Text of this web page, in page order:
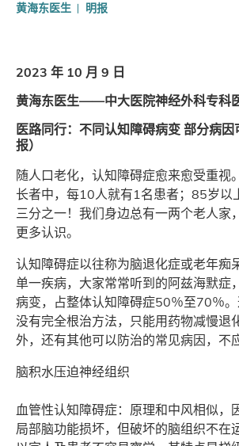
黄海东医生 明报
2023 年 10 月 9 日
黄海东医生——中大医院神经外科专科
医路同行：不同认知障碍病变 部分病因
报）
随人口老化，认知障碍症愈来愈受重视
长者中，每10人就有1名患者；85岁以
三分之一！我们身边总有一两个老人家
更多认识。
认知障碍症以往称为脑退化症或老年痴
单一疾病，大家常常听到的阿兹海默症
病变，占整体认知障碍症50％至70％
没有完全根治方法，只能用药物减慢退
外，还有其他可以防治的常见病因，不
脑积水压迫神经组织
血管性认知障碍症：原理和中风相似，
局部脑功能损坏，但破坏的脑组织不在